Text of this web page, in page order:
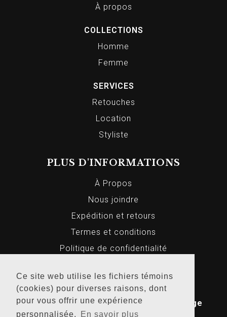
Ce site web utilise les fichiers témoins
(cookies) pour diverses raisons, dont
pour vous offrir une expérience
personnalisée.
En savoir plus
À propos
COLLECTIONS
Homme
Femme
SERVICES
Retouches
Location
Styliste
PLUS D'INFORMATIONS
À Propos
Nous joindre
Expédition et retours
Termes et conditions
Politique de confidentialité
© 2026 Markus Homme et Femme, Tous
droits réservés. Conception Web par
Bridge